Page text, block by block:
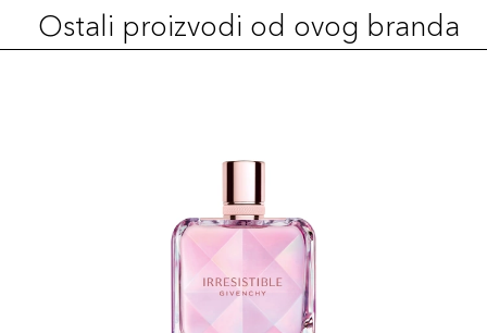
Ostali proizvodi od ovog branda